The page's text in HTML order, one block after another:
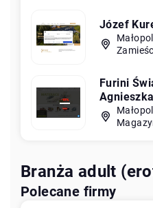
Józef
Furini
Branża adult
Polecane firmy